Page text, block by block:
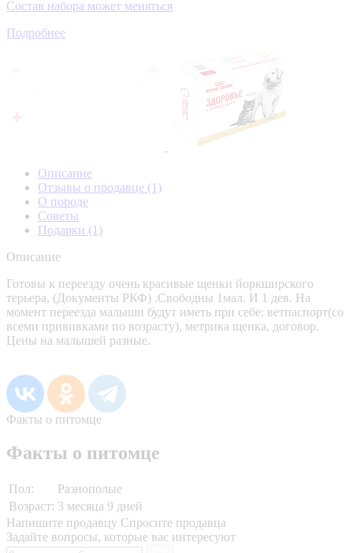
Состав набора может меняться
Подробнее
Описание
Отзывы о продавце (1)
О породе
Советы
Подарки (1)
Описание
Готовы к переезду очень красивые щенки йоркширского
терьера, (Документы РКФ) .Свободны 1мал. И 1 дев. На
момент переезда малыши будут иметь при себе: ветпаспорт(со
всеми прививками по возрасту), метрика щенка, договор.
Цены на малышей разные.
Факты о питомце
Факты о питомце
Пол:
Разнополые
Возраст: 3 месяца 9 дней
Напишите продавцу Спросите продавца
Задайте вопросы, которые вас интересуют